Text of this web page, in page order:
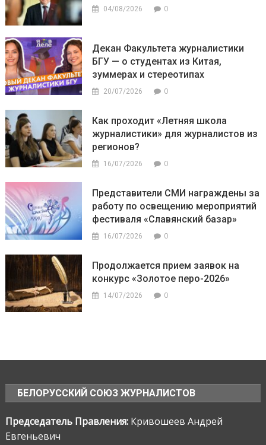
04/08/2026 0
Декан Факультета журналистики
БГУ — о студентах из Китая,
зуммерах и стереотипах
20/07/2026 0
Как проходит «Летняя школа
журналистики» для журналистов из
регионов?
16/07/2026 0
Представители СМИ награждены за
работу по освещению мероприятий
фестиваля «Славянский базар»
16/07/2026 0
Продолжается прием заявок на
конкурс «Золотое перо-2026»
14/07/2026 0
БЕЛОРУССКИЙ СОЮЗ ЖУРНАЛИСТОВ
Председатель Правления: Кривошеев Андрей
Евгеньевич